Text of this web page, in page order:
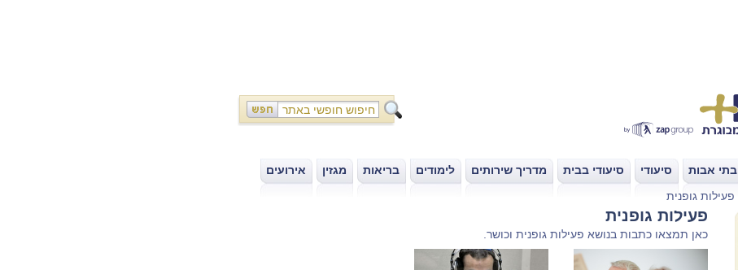
בתי אבות סיעודי סיעודי בבית מדריך שירותים לימודים בריאות מגזין
אירועים
פעילות גופנית
פעילות גופנית
כאן תמצאו כתבות בנושא פעילות גופנית וכושר.